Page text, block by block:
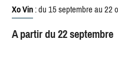
Xo Vin: du 15 septembre au 22
A partir du 22 septembre